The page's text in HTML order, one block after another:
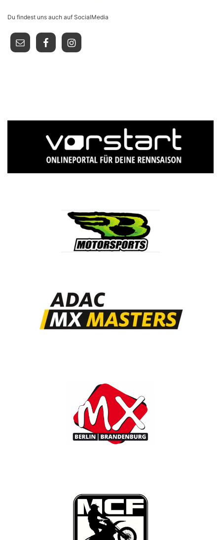
Du findest uns auch auf SocialMedia